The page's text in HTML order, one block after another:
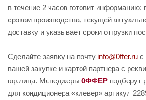
в течение 2 часов готовит информацию:
срокам производства, текущей
доставку и указывает сроки отгрузки
Сделайте заявку на почту info@0ffer.ru с
вашей закупке и картой партнера с
юр.лица. Менеджеры 0ФФЕР подберут
для кондиционера «клевер» артикул